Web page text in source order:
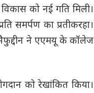
को नई गति मिली।
समर्पण का प्रतीकरहा।
ने एएमयू के कॉलेज
को रेखांकित किया।